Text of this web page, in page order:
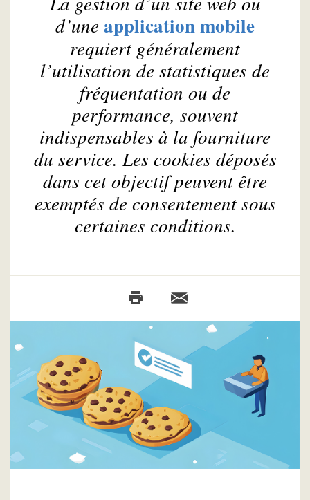
d’une application mobile
requiert généralement
l’utilisation de statistiques de
fréquentation ou de
performance, souvent
indispensables à la fourniture
du service. Les cookies déposés
dans cet objectif peuvent être
exemptés de consentement sous
certaines conditions.